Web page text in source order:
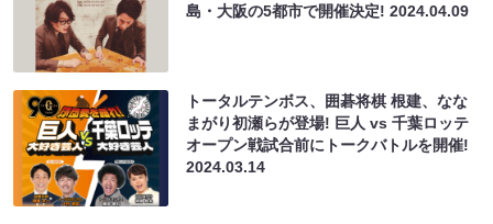
島・大阪の5都市で開催決定!2024.04.09
トータルテンボス、囲碁将棋 根建、なな
まがり初瀬らが登場! 巨人 vs 千葉ロッテ
オープン戦試合前にトークバトルを開催!
2024.03.14